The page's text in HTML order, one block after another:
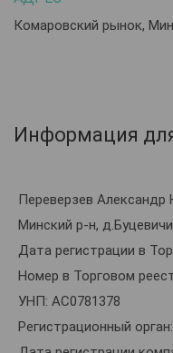
Комаровский рынок,
Информация
Переверзев Александр
Минский р-н,
Дата регистрации в
Номер в Торговом
УНП: АС0781378
Регистрационный